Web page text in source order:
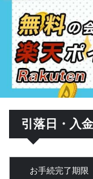
引落日・入
お手続完了期限